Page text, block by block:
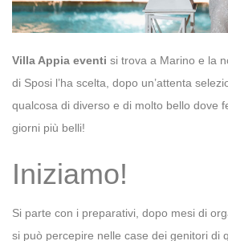
Villa Appia eventi si trova a Marino e la
di Sposi l’ha scelta, dopo un’attenta
qualcosa di diverso e di molto bello dove
giorni più belli!
Iniziamo!
Si parte con i preparativi, dopo mesi di
si può percepire nelle case dei genitori di